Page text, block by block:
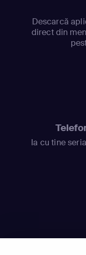
Descarcă
direct din
Ia cu tine